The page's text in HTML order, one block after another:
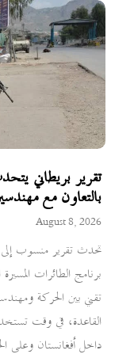
تقرير بريطاني
بالتعاون مع
August 8, 2026
تحدث تقرير منسوب
برنامج الطائرات
تقني بين الحركة
القاعدة، في وقت
داخل أفغانستان وعلى